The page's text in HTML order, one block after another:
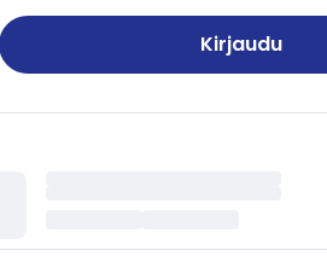
Kirjaudu